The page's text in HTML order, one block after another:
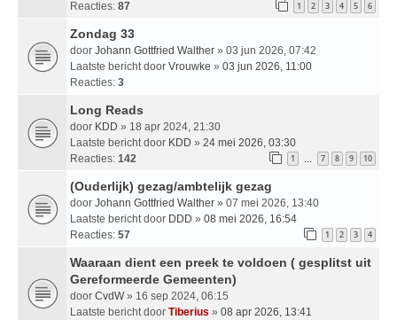
Reacties: 87 1 2 3 4 5 6
Zondag 33
door Johann Gottfried Walther » 03 jun 2026, 07:42
Laatste bericht door Vrouwke » 03 jun 2026, 11:00
Reacties: 3
Long Reads
door KDD » 18 apr 2024, 21:30
Laatste bericht door KDD » 24 mei 2026, 03:30
Reacties: 142 1 … 7 8 9 10
(Ouderlijk) gezag/ambtelijk gezag
door Johann Gottfried Walther » 07 mei 2026, 13:40
Laatste bericht door DDD » 08 mei 2026, 16:54
Reacties: 57 1 2 3 4
Waaraan dient een preek te voldoen ( gesplitst uit
Gereformeerde Gemeenten)
door CvdW» 16 sep 2024, 06:15
Laatste bericht door Tiberius » 08 apr 2026, 13:41